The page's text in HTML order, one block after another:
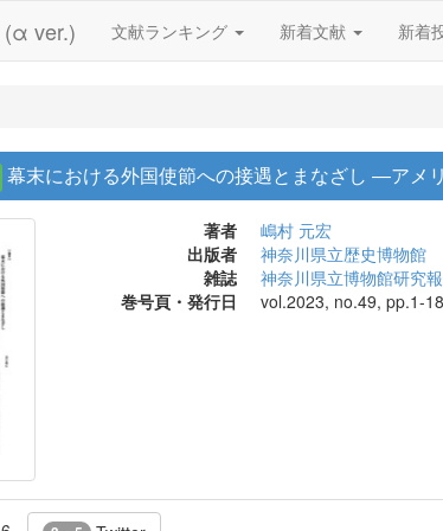
(α ver.) 文献ランキング 新着文献 新着
幕末における外国使節への接遇とまなざし ―ア
著者
嶋村 元宏
出版者
神奈川県立歴史博物館
雑誌
神奈川県立博物館研究
巻号頁・発行日
vol.2023, no.49, pp.1-